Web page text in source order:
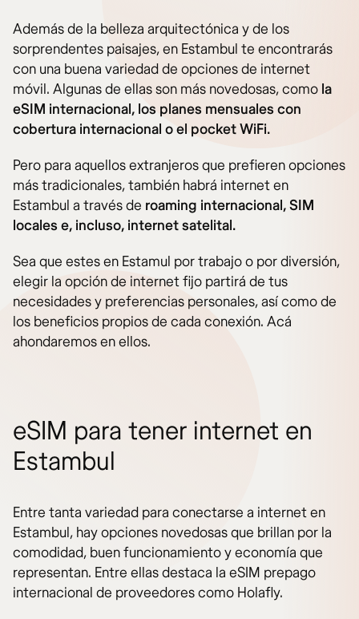
Además de la belleza arquitectónica y de los
sorprendentes paisajes, en Estambul te encontrarás
con una buena variedad de opciones de internet
móvil. Algunas de ellas son más novedosas, como la
eSIM internacional, los planes mensuales con
cobertura internacional o el pocket WiFi.
Pero para aquellos extranjeros que prefieren opciones
más tradicionales, también habrá internet en
Estambul a través de roaming internacional, SIM
locales e, incluso, internet satelital.
Sea que estes en Estamul por trabajo o por diversión,
elegir la opción de internet fijo partirá de tus
necesidades y preferencias personales, así como de
los beneficios propios de cada conexión. Acá
ahondaremos en ellos.
eSIM para tener internet en
Estambul
Entre tanta variedad para conectarse a internet en
Estambul, hay opciones novedosas que brillan por la
comodidad, buen funcionamiento y economía que
representan. Entre ellas destaca la eSIM prepago
internacional de proveedores como Holafly.